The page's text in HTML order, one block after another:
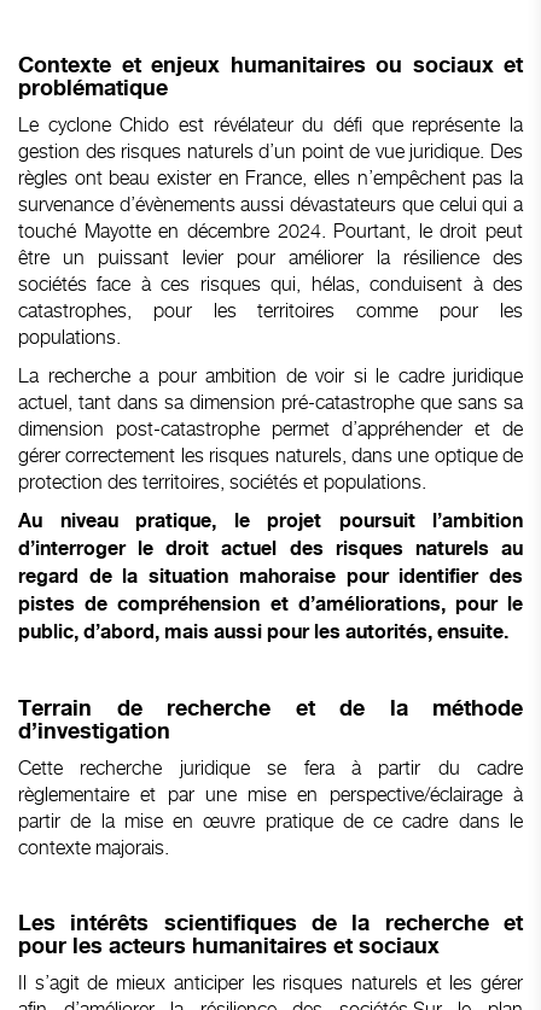
Contexte et enjeux humanitaires ou sociaux et
problématique
Le cyclone Chido est révélateur du défi que représente la
gestion des risques naturels d’un point de vue juridique. Des
règles ont beau exister en France, elles n’empêchent pas la
survenance d’évènements aussi dévastateurs que celui qui a
touché Mayotte en décembre 2024. Pourtant, le droit peut
être un puissant levier pour améliorer la résilience des
sociétés face à ces risques qui, hélas, conduisent à des
catastrophes, pour les territoires comme pour les
populations.
La recherche a pour ambition de voir si le cadre juridique
actuel, tant dans sa dimension pré-catastrophe que sans sa
dimension post-catastrophe permet d’appréhender et de
gérer correctement les risques naturels, dans une optique de
protection des territoires, sociétés et populations.
Au niveau pratique, le projet poursuit l’ambition
d’interroger le droit actuel des risques naturels au
regard de la situation mahoraise pour identifier des
pistes de compréhension et d’améliorations, pour le
public, d’abord, mais aussi pour les autorités, ensuite.
Terrain de recherche et de la méthode
d’investigation
Cette recherche juridique se fera à partir du cadre
règlementaire et par une mise en perspective/éclairage à
partir de la mise en œuvre pratique de ce cadre dans le
contexte majorais.
Les intérêts scientifiques de la recherche et
pour les acteurs humanitaires et sociaux
Il s’agit de mieux anticiper les risques naturels et les gérer